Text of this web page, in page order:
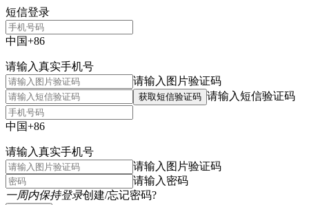
短信登录
中国+86
请输入真实手机号
请输入图片验证码
获取短信验证码 请输入短信验证码
中国+86
请输入真实手机号
请输入图片验证码
请输入密码
一周内保持登录创建/忘记密码?